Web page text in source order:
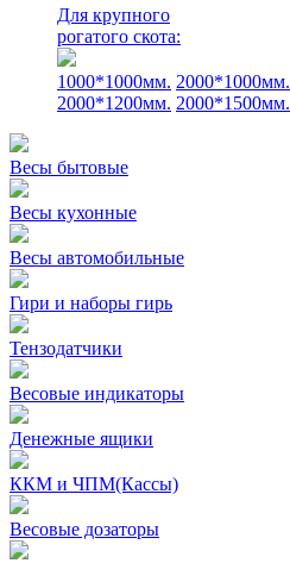
Для крупного
рогатого скота:
1000*1000мм. 2000*1000мм.
2000*1200мм. 2000*1500мм.
Весы бытовые
Весы кухонные
Весы автомобильные
Гири и наборы гирь
Тензодатчики
Весовые индикаторы
Денежные ящики
ККМ и ЧПМ(Кассы)
Весовые дозаторы